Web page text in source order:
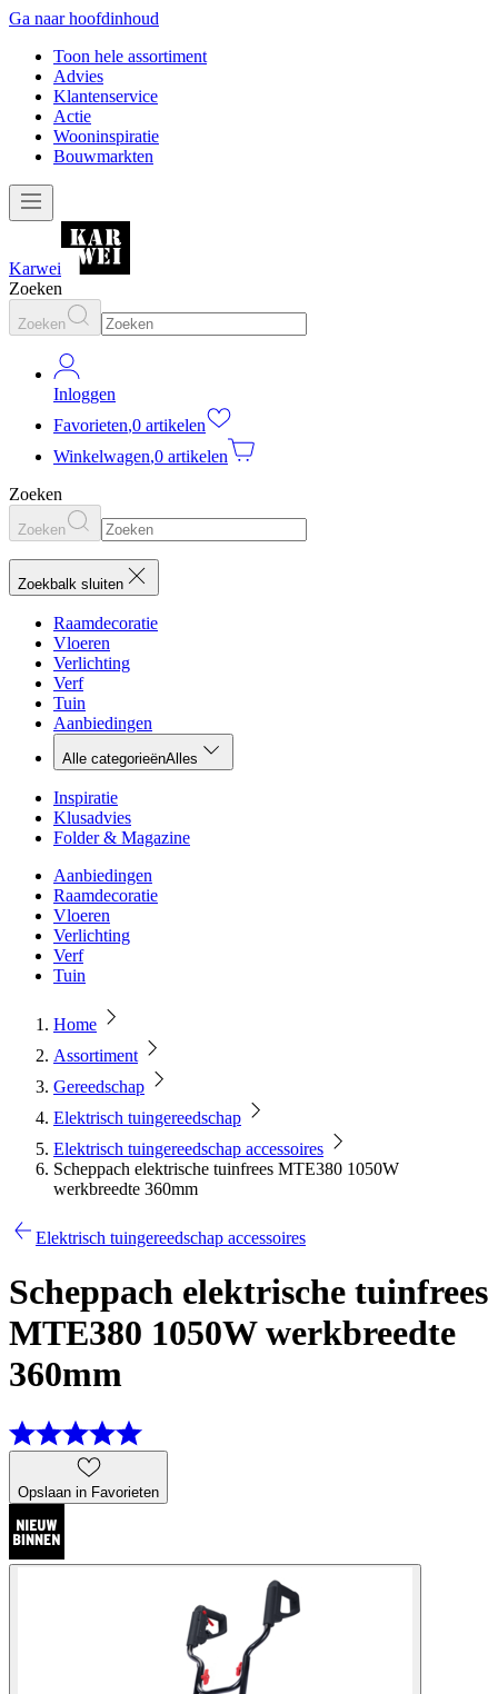
Ga naar hoofdinhoud
Toon hele assortiment
Advies
Klantenservice
Actie
Wooninspiratie
Bouwmarkten
Karwei
Zoeken
Zoeken
Inloggen
Favorieten,0 artikelen
Winkelwagen,0 artikelen
Zoeken
Zoeken
Zoekbalk sluiten
Raamdecoratie
Vloeren
Verlichting
Verf
Tuin
Aanbiedingen
Alle categorieënAlles
Inspiratie
Klusadvies
Folder & Magazine
Aanbiedingen
Raamdecoratie
Vloeren
Verlichting
Verf
Tuin
Home
Assortiment
Gereedschap
Elektrisch tuingereedschap
Elektrisch tuingereedschap accessoires
Scheppach elektrische tuinfrees MTE380 1050W
werkbreedte 360mm
Elektrisch tuingereedschap accessoires
Scheppach elektrische tuinfrees
MTE380 1050W werkbreedte
360mm
Opslaan in Favorieten